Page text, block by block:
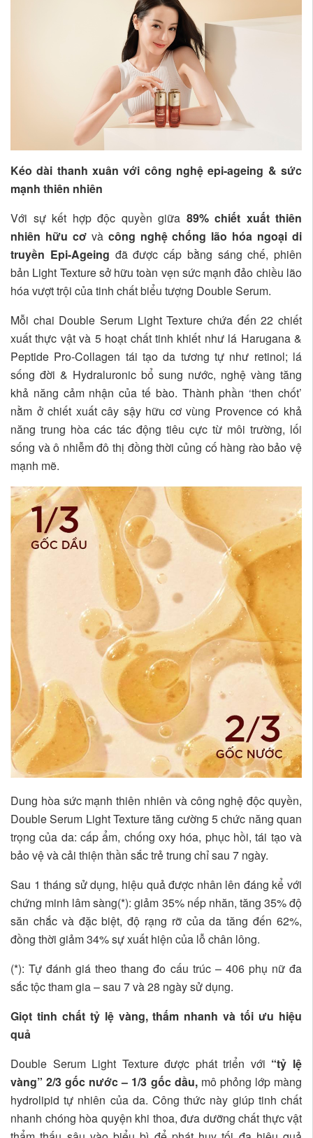
Kéo dài thanh xuân với công nghệ epi-ageing & sức
mạnh thiên nhiên
Với sự kết hợp độc quyền giữa 89% chiết xuất thiên
nhiên hữu cơvà công nghệ chống lão hóa ngoại di
truyền Epi-Ageing đã được cấp bằng sáng chế, phiên
bản Light Texture sở hữu toàn vẹn sức mạnh đảo chiều lão
hóa vượt trội của tinh chất biểu tượng Double Serum.
Mỗi chai Double Serum Light Texture chứa đến 22 chiết
xuất thực vật và 5 hoạt chất tinh khiết như lá Harugana &
Peptide Pro-Collagen tái tạo da tương tự như retinol; lá
sống đời & Hydraluronic bổ sung nước, nghệ vàng tăng
khả năng cảm nhận của tế bào. Thành phần ‘then chốt’
nằm ở chiết xuất cây sậy hữu cơ vùng Provence có khả
năng trung hòa các tác động tiêu cực từ môi trường, lối
sống và ô nhiễm đô thị đồng thời củng cố hàng rào bảo vệ
mạnh mẽ.
Dung hòa sức mạnh thiên nhiên và công nghệ độc quyền,
Double Serum Light Texture tăng cường 5 chức năng quan
trọng của da: cấp ẩm, chống oxy hóa, phục hồi, tái tạo và
bảo vệ và cải thiện thần sắc trẻ trung chỉ sau 7 ngày.
Sau 1 tháng sử dụng, hiệu quả được nhân lên đáng kể với
chứng minh lâm sàng(*): giảm 35% nếp nhăn, tăng 35% độ
săn chắc và đặc biệt, độ rạng rỡ của da tăng đến 62%,
đồng thời giảm 34% sự xuất hiện của lỗ chân lông.
(*): Tự đánh giá theo thang đo cấu trúc – 406 phụ nữ đa
sắc tộc tham gia – sau 7 và 28 ngày sử dụng.
Giọt tinh chất tỷ lệ vàng, thấm nhanh và tối ưu hiệu
quả
Double Serum Light Texture được phát triển với “tỷ lệ
vàng” 2/3 gốc nước – 1/3 gốc dầu, mô phỏng lớp màng
hydrolipid tự nhiên của da. Công thức này giúp tinh chất
nhanh chóng hòa quyện khi thoa, đưa dưỡng chất thực vật